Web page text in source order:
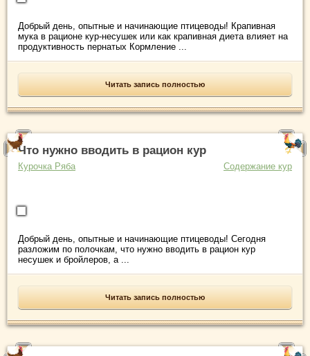
Добрый день, опытные и начинающие птицеводы! Крапивная
мука в рационе кур-несушек или как крапивная диета влияет на
продуктивность пернатых Кормление ...
Читать запись полностью
Что нужно вводить в рацион кур
Курочка Ряба Содержание кур
Добрый день, опытные и начинающие птицеводы! Сегодня
разложим по полочкам, что нужно вводить в рацион кур
несушек и бройлеров, а ...
Читать запись полностью